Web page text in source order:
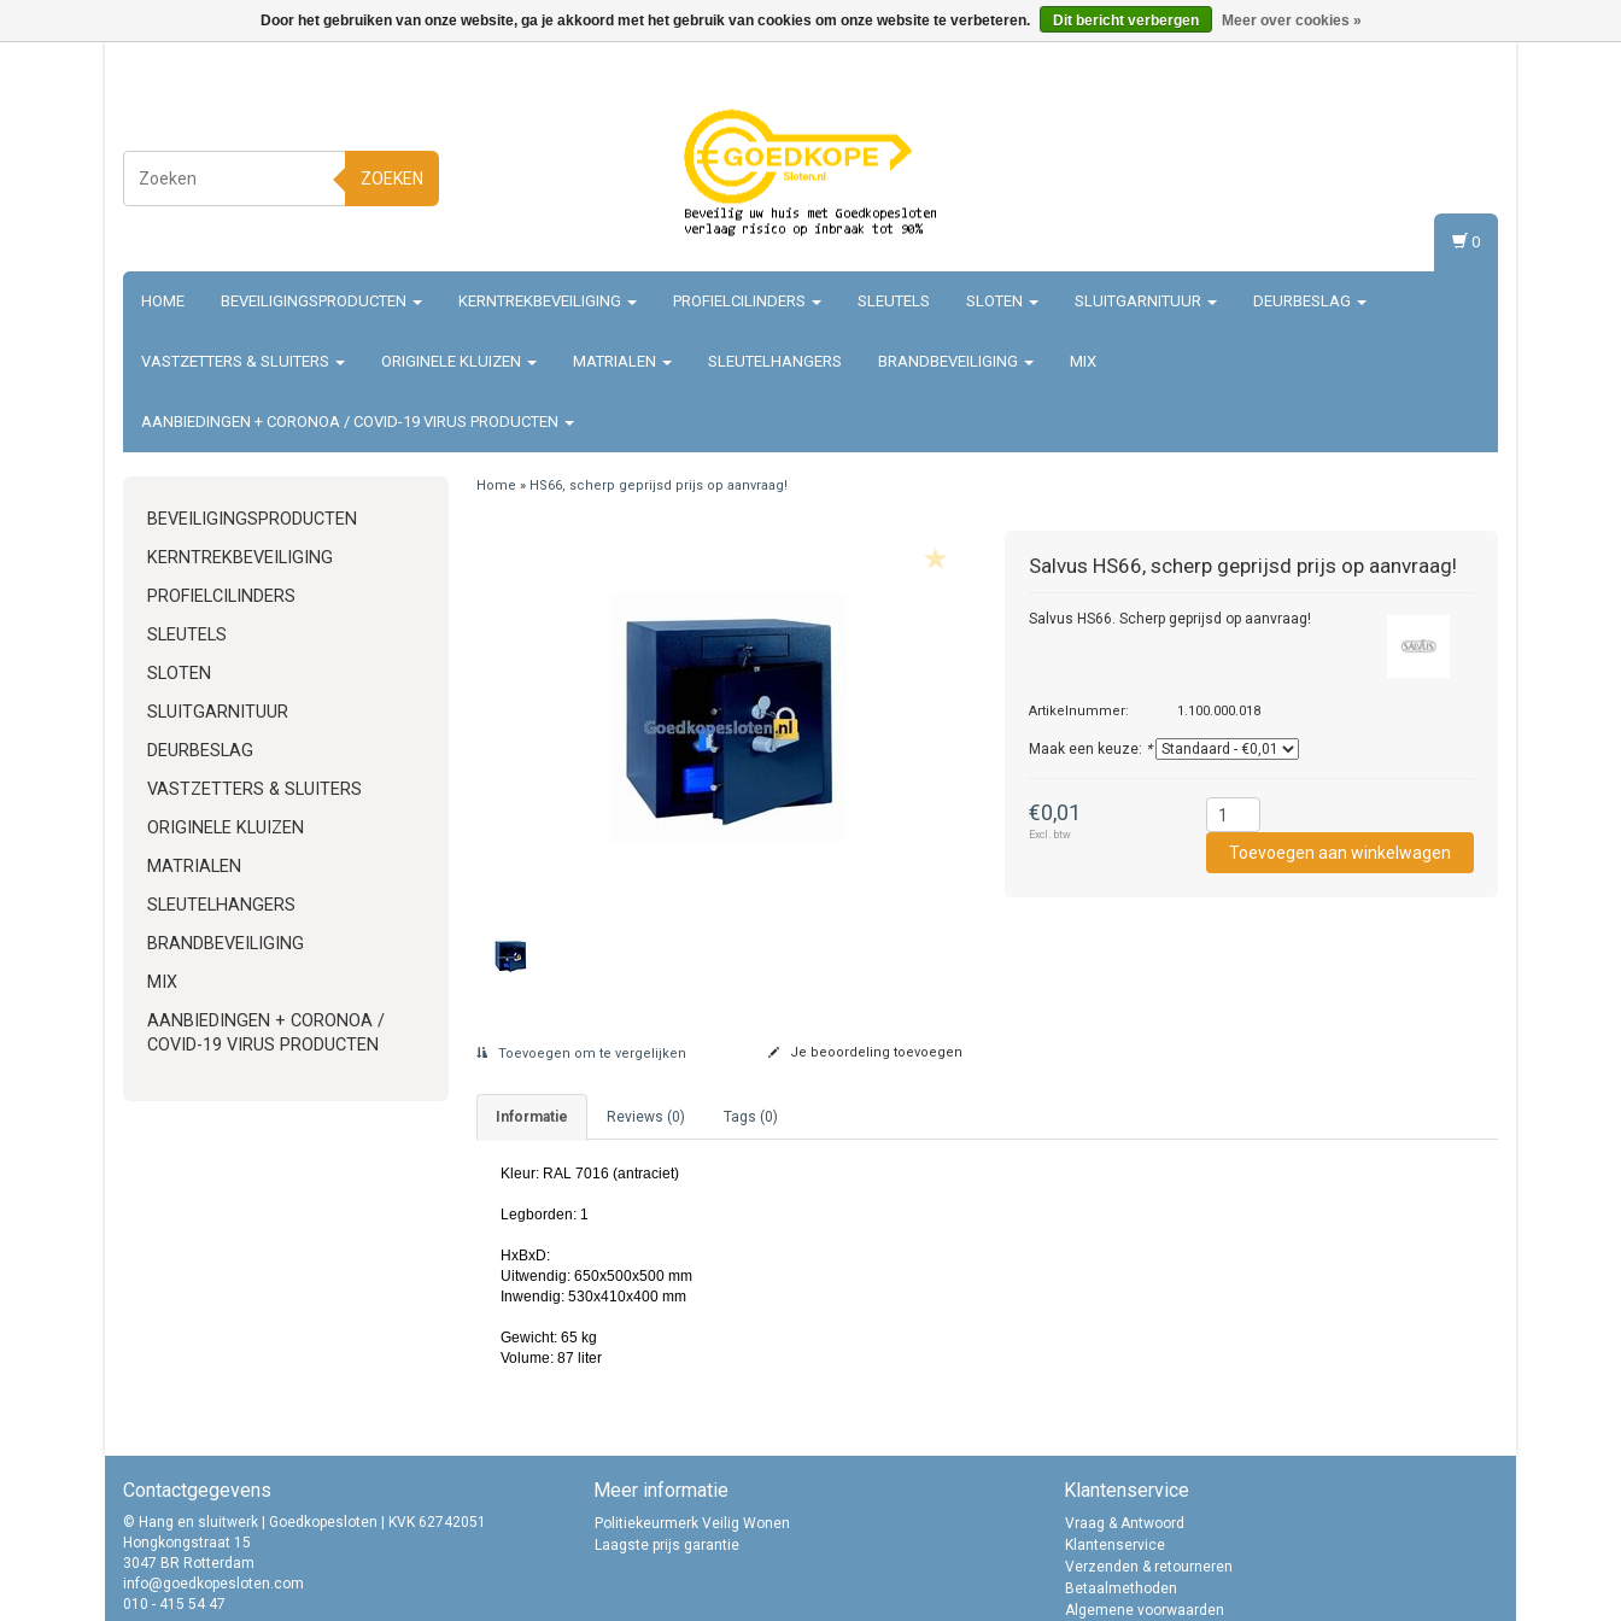
ZOEKEN
HOME BEVEILIGINGSPRODUCTEN KERNTREKBEVEILIGING PROFIELCILINDERS SLEUTELS SLOTEN SLUITGARNITUUR DEURBESLAG
VASTZETTERS & SLUITERS ORIGINELE KLUIZEN MATRIALEN SLEUTELHANGERS BRANDBEVEILIGING MIX
AANBIEDINGEN + CORONOA / COVID-19 VIRUS PRODUCTEN
0
BEVEILIGINGSPRODUCTEN
KERNTREKBEVEILIGING
PROFIELCILINDERS
SLEUTELS
SLOTEN
SLUITGARNITUUR
DEURBESLAG
VASTZETTERS & SLUITERS
ORIGINELE KLUIZEN
MATRIALEN
SLEUTELHANGERS
BRANDBEVEILIGING
MIX
AANBIEDINGEN + CORONOA /
COVID-19 VIRUS PRODUCTEN
Home » HS66, scherp geprijsd prijs op aanvraag!
Salvus HS66, scherp geprijsd prijs op aanvraag!
Salvus HS66. Scherp geprijsd op aanvraag!
Artikelnummer: 1.100.000.018
Maak een keuze: *
€0,01
Excl. btw
Toevoegen om te vergelijken Je beoordeling toevoegen
Informatie Reviews (0) Tags (0)
Kleur: RAL 7016 (antraciet)
Legborden: 1
HxBxD:
Uitwendig: 650x500x500 mm
Inwendig: 530x410x400 mm
Gewicht: 65 kg
Volume: 87 liter
Contactgegevens
© Hang en sluitwerk | Goedkopesloten | KVK 62742051
Hongkongstraat 15
3047 BR Rotterdam
info@goedkopesloten.com
010 - 415 54 47
Meer informatie
Politiekeurmerk Veilig Wonen
Laagste prijs garantie
Klantenservice
Vraag & Antwoord
Klantenservice
Verzenden & retourneren
Betaalmethoden
Algemene voorwaarden
Door het gebruiken van onze website, ga je akkoord met het gebruik van cookies om onze website te verbeteren. Dit bericht verbergen Meer over cookies »